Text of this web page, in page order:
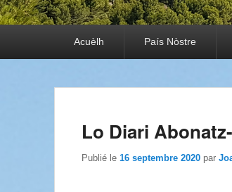
Acuèlh País Nòstre
Lo Diari
Publié le 16 septembre 2020 par